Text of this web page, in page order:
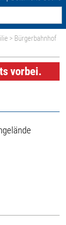
> Bürgerbahnhof
vorbei.